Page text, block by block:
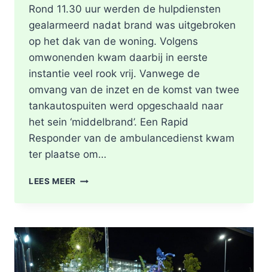
Rond 11.30 uur werden de hulpdiensten
gealarmeerd nadat brand was uitgebroken
op het dak van de woning. Volgens
omwonenden kwam daarbij in eerste
instantie veel rook vrij. Vanwege de
omvang van de inzet en de komst van twee
tankautospuiten werd opgeschaald naar
het sein ‘middelbrand’. Een Rapid
Responder van de ambulancedienst kwam
ter plaatse om…
LEES MEER BRAND
WONING
TIJDENS
WERKZAAMHEDEN
AAN